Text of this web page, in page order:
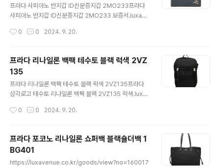
장가격 330만원의 고급 아이템구매당시 받은 모든 부속품
다 드립니다많은 관심 부탁드려요 사이즈 : 17 * 19.5CM
구매처 : 2 0 2 2 년 1 2 월 신세계백화점 htt..
프라다 사피아노 반지갑 ID신분증지갑 2MO233프라다
사피아노 반지갑 ID신분증지갑 2MO233 보증서.luxave
련된 블루 발티코 컬러로심플한 디자인이며요즘은 찾아보
은 아니지만실사용 매우 적은 전시상품 수준으로가볍게 선
물하셔도 좋습니다 착한 가격에 만나보세요 사이즈 : 11.2
* 9.7 CM부속품 : 게런티카드 + 더스트 + 케이스구매처 :
2 0 1 9 년 미국 매장 https://luxavenue.co.kr/go
ods/view?no=1600171170 프라다 사피아노 반지갑 I
지갑 2MO233 보증서.luxavenue..
0 0 2024. 9. 20.
프라다 리나일론 백팩 테수토 블랙 럭색 2VZ
135
프라다 리나일론 백팩 테수토 블랙 럭색 2VZ135프라다
삼각로고 테수토 리나일론 백팩 블랙 2VZ135 럭색.luxa
델명 2 V Z 1 3 5 나일론 소재로 가볍고 수납력 또한 뛰어
모두 사용 가능하세요 깨끗한 중고상품으로생활 때탐 미세
얼룩 정도 느껴집니다 드로스트링 부분도 전혀 문제 없고
찢김이나 구멍 전혀 없습니다 자연스러운 사용감으로 편하
게 사용하시기 좋습니다착한 가격에 만나보세요 사이즈 :
0 0 2024. 9. 20.
프라다 포코노 리나일론 쇼퍼백 블랙숄더백 1
BG401
https://luxavenue.co.kr/goods/view?no=160017